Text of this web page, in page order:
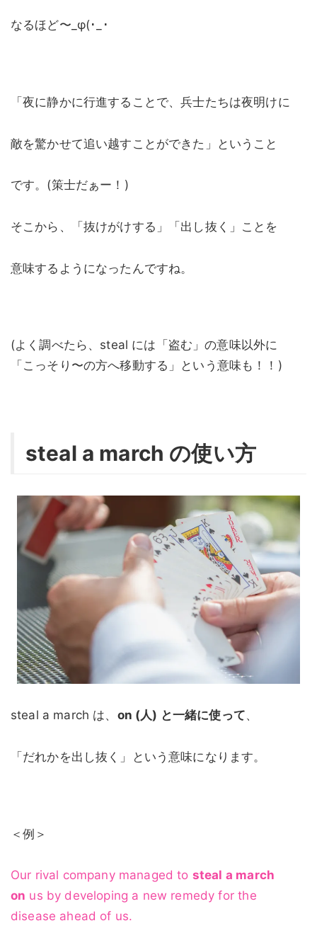
なるほど〜_φ(･_･
「夜に静かに行進することで、兵士たちは夜明けに
敵を驚かせて追い越すことができた」ということ
です。(策士だぁー！)
そこから、「抜けがけする」「出し抜く」ことを
意味するようになったんですね。
(よく調べたら、steal には「盗む」の意味以外に
「こっそり〜の方へ移動する」という意味も！！)
steal a march の使い方
steal a march は、 on (人) と一緒に使って、
「だれかを出し抜く」という意味になります。
＜例＞
Our rival company managed to steal a march
on us by developing a new remedy for the
disease ahead of us.